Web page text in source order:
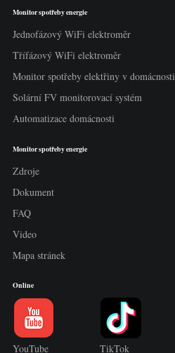
Monitor spotřeby energie
Jednofázový WiFi elektroměr
Třífázový WiFi elektroměr
Monitor spotřeby elektřiny v domácnosti
Solární FV monitorovací systém
Automatizace domácnosti
Monitor spotřeby energie
Zdroje
Dokument
FAQ
Video
Mapa stránek
Online
YouTube TikTok